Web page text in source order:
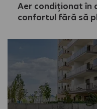
Aer condiționat în
confortul fără să